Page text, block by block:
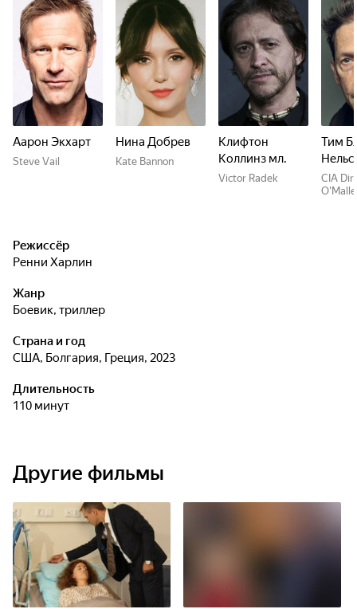
Аарон Экхарт
Steve Vail
Нина Добрев
Kate Bannon
Клифтон
Коллинз мл.
Victor Radek
Тим
CIA
Режиссёр
Ренни Харлин
Жанр
боевик, триллер
Страна и год
США, Болгария, Греция, 2023
Длительность
110 минут
Другие фильмы